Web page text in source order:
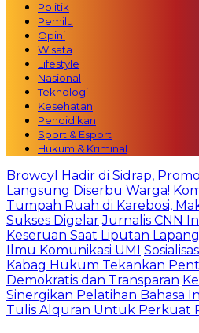
Politik
Pemilu
Opini
Wisata
Lifestyle
Nasional
Teknologi
Kesehatan
Pendidikan
Sport & Esport
Hukum & Kriminal
Browcyl Hadir di Sidrap,
Langsung Diserbu Warga!
Tumpah Ruah di Karebosi,
Sukses Digelar Jurnalis CNN
Keseruan Saat Liputan
Ilmu Komunikasi UMI
Kabag Hukum Tekankan
Demokratis dan Transparan
Sinergikan Pelatihan Bahasa
Tulis Alquran Untuk Perkuat